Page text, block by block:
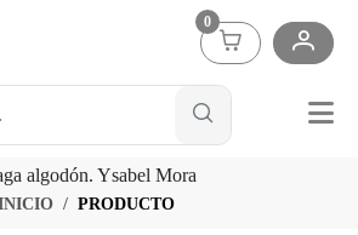
0
algodón. Ysabel Mora
PRODUCTO